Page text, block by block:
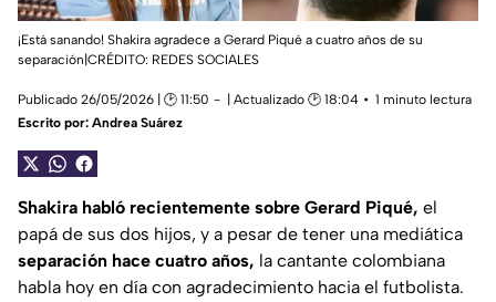
¡Está sanando! Shakira agradece a Gerard Piqué a cuatro años de su
separación|CRÉDITO: REDES SOCIALES
Publicado 26/05/2026 | 🕑 11:50 | Actualizado 🕑 18:04
1 minuto lectura
Escrito por: Andrea Suárez
Shakira habló recientemente sobre Gerard Piqué, el
papá de sus dos hijos, y a pesar de tener una mediática
separación hace cuatro años, la cantante colombiana
habla hoy en día con agradecimiento hacia el futbolista.